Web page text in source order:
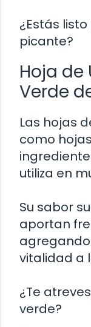
¿Estás
picante?
Hoja de
Verde
Las hojas
como
utiliza en
Su sabor
aportan
vitalidad a
¿Te
verde?